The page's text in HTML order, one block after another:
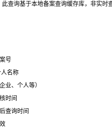
查询基于本地备案查询缓存库，非实时
号
人名称
业、个人等）
时间
查询时间